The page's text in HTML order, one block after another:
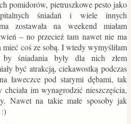
pomidorów, pietruszkowe pesto jako
śniadań i wiele innych
zostawała na weekend miałam
– no przecież tam nawet nie ma
mieć coś ze sobą. I wtedy wymyśliłam
śniadania były dla nich złem
być atrakcją, ciekawostką podczas
ławeczce pod starymi dębami, tak
im wynagrodzić nieszczęścia,
Nawet na takie małe sposoby jak